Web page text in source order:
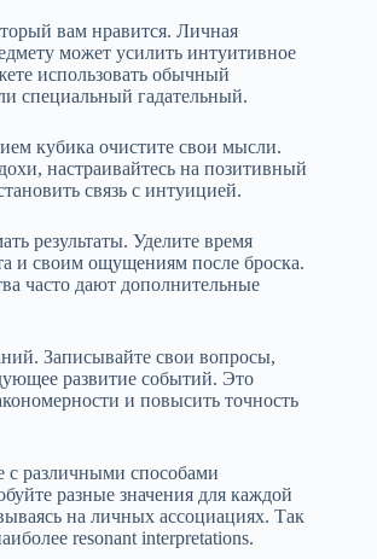
вам нравится. Личная
может усилить интуитивное
использовать обычный
специальный гадательный.
кубика очистите свои мысли.
настраивайтесь на позитивный
связь с интуицией.
результаты. Уделите время
и своим ощущениям после броска.
часто дают дополнительные
Записывайте свои вопросы,
развитие событий. Это
и повысить точность
с различными способами
разные значения для каждой
на личных ассоциациях. Так
resonant interpretations.